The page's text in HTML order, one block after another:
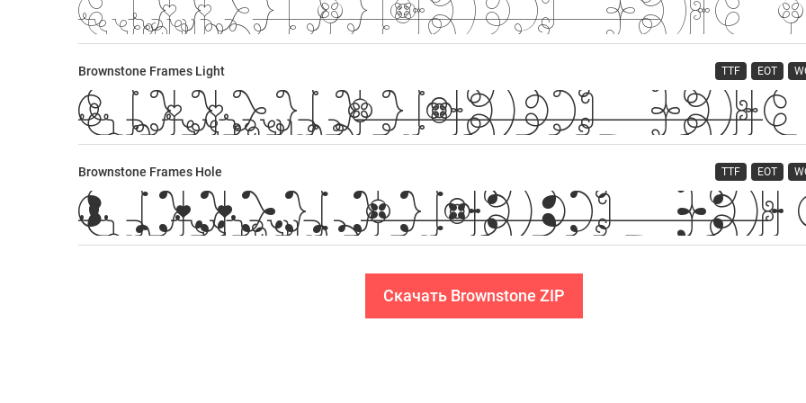
Brownstone Frames Light TTF EOT
Brownstone Frames Hole TTF EOT
Скачать Brownstone ZIP